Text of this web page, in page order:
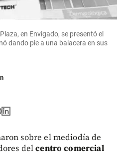
en Envigado, se presentó el
dando pie a una balacera en sus
sobre el mediodía de
delcentro comercial